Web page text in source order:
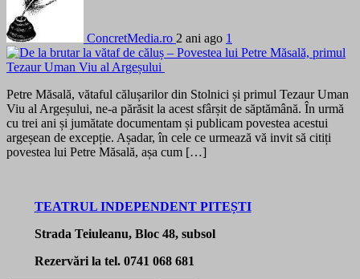
ConcretMedia.ro 2 ani ago 1
Petre Măsală, vătaful călușarilor din Stolnici și primul Tezaur Uman
Viu al Argeșului, ne-a părăsit la acest sfârșit de săptămână. În urmă
cu trei ani și jumătate documentam și publicam povestea acestui
argeșean de excepție. Așadar, în cele ce urmează vă invit să citiți
povestea lui Petre Măsală, așa cum […]
TEATRUL INDEPENDENT PITEȘTI
Strada Teiuleanu, Bloc 48, subsol
Rezervări la tel. 0741 068 681